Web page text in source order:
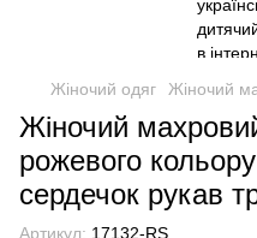
Жіночий одяг Жіночий
Жіночий
рожевого
сердечок рукав
Артикул: 17132-RS